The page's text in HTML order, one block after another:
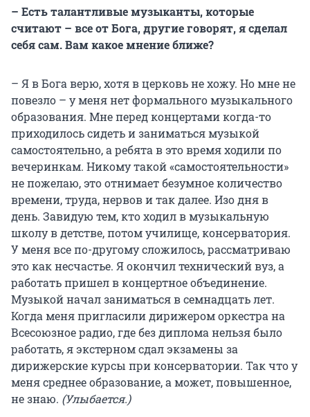
– Есть талантливые музыканты, которые
считают – все от Бога, другие говорят, я сделал
себя сам. Вам какое мнение ближе?
– Я в Бога верю, хотя в церковь не хожу. Но мне не
повезло – у меня нет формального музыкального
образования. Мне перед концертами когда-то
приходилось сидеть и заниматься музыкой
самостоятельно, а ребята в это время ходили по
вечеринкам. Никому такой «самостоятельности»
не пожелаю, это отнимает безумное количество
времени, труда, нервов и так далее. Изо дня в
день. Завидую тем, кто ходил в музыкальную
школу в детстве, потом училище, консерватория.
У меня все по-другому сложилось, рассматриваю
это как несчастье. Я окончил технический вуз, а
работать пришел в концертное объединение.
Музыкой начал заниматься в семнадцать лет.
Когда меня пригласили дирижером оркестра на
Всесоюзное радио, где без диплома нельзя было
работать, я экстерном сдал экзамены за
дирижерские курсы при консерватории. Так что у
меня среднее образование, а может, повышенное,
не знаю. (Улыбается.)